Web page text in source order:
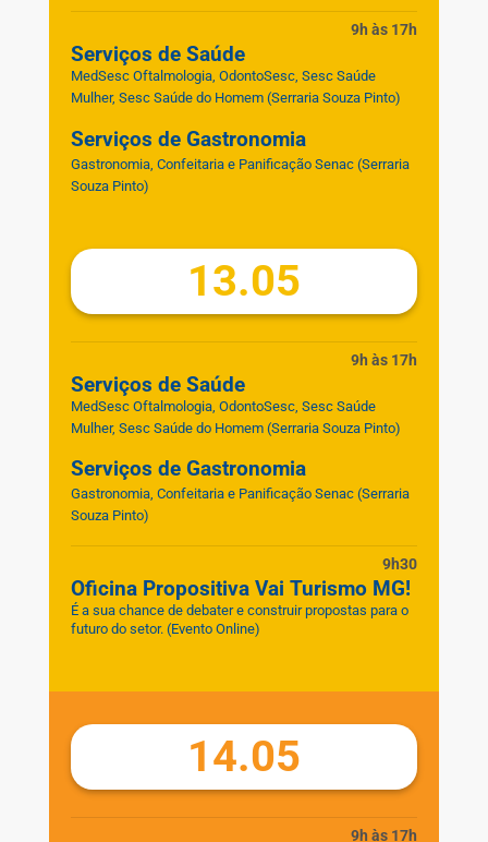
9h às 17h
Serviços de Saúde
MedSesc Oftalmologia, OdontoSesc, Sesc Saúde
Mulher, Sesc Saúde do Homem (Serraria Souza Pinto)
Serviços de Gastronomia
Gastronomia, Confeitaria e Panificação Senac (Serraria
Souza Pinto)
13.05
9h às 17h
Serviços de Saúde
MedSesc Oftalmologia, OdontoSesc, Sesc Saúde
Mulher, Sesc Saúde do Homem (Serraria Souza Pinto)
Serviços de Gastronomia
Gastronomia, Confeitaria e Panificação Senac (Serraria
Souza Pinto)
9h30
Oficina Propositiva Vai Turismo MG!
É a sua chance de debater e construir propostas para o
futuro do setor. (Evento Online)
14.05
9h às 17h